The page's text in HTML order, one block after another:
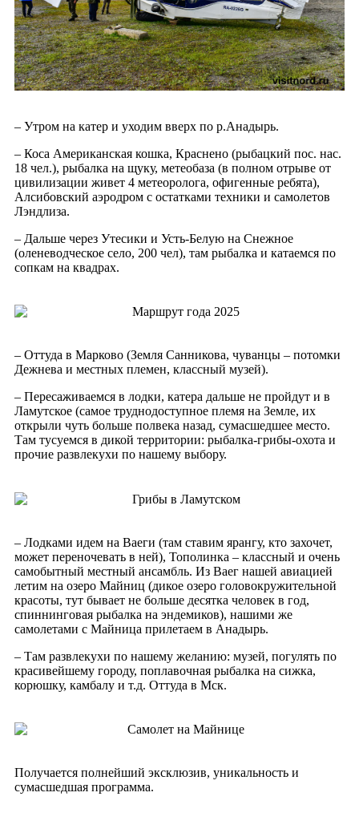
– Утром на катер и уходим вверх по р.Анадырь.
– Коса Американская кошка, Краснено (рыбацкий пос. нас.
18 чел.), рыбалка на щуку, метеобаза (в полном отрыве от
цивилизации живет 4 метеоролога, офигенные ребята),
Алсибовский аэродром с остатками техники и самолетов
Лэндлиза.
– Дальше через Утесики и Усть-Белую на Снежное
(оленеводческое село, 200 чел), там рыбалка и катаемся по
сопкам на квадрах.
– Оттуда в Марково (Земля Санникова, чуванцы – потомки
Дежнева и местных племен, классный музей).
– Пересаживаемся в лодки, катера дальше не пройдут и в
Ламутское (самое труднодоступное племя на Земле, их
открыли чуть больше полвека назад, сумасшедшее место.
Там тусуемся в дикой территории: рыбалка-грибы-охота и
прочие развлекухи по нашему выбору.
– Лодками идем на Ваеги (там ставим ярангу, кто захочет,
может переночевать в ней), Тополинка – классный и очень
самобытный местный ансамбль. Из Ваег нашей авиацией
летим на озеро Майниц (дикое озеро головокружительной
красоты, тут бывает не больше десятка человек в год,
спиннинговая рыбалка на эндемиков), нашими же
самолетами с Майница прилетаем в Анадырь.
– Там развлекухи по нашему желанию: музей, погулять по
красивейшему городу, поплавочная рыбалка на сижка,
корюшку, камбалу и т.д. Оттуда в Мск.
Получается полнейший эксклюзив, уникальность и
сумасшедшая программа.